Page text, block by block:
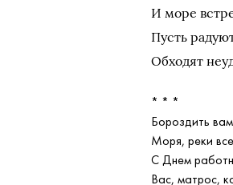
И море
Пусть
Обходят
* * *
Бороздить
Моря, реки
С Днем
Вас, матрос,